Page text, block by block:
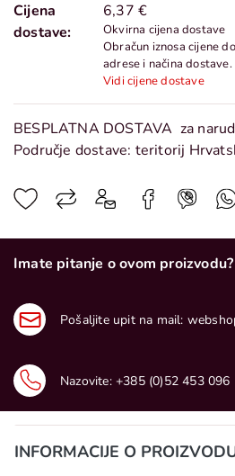
Cijena
dostave:
6,37 €
Okvirna cijena dostave
Obračun iznosa cijene
adrese i načina dostave.
Vidi cijene dostave
BESPLATNA DOSTAVA za
Područje dostave: teritorij
Imate pitanje o ovom proizvodu?
Pošaljite upit na mail:
Nazovite: +385 (0)52 453 096
INFORMACIJE O